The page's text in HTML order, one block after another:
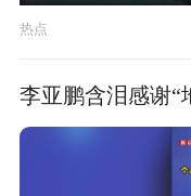
热点
李亚鹏含泪感谢“